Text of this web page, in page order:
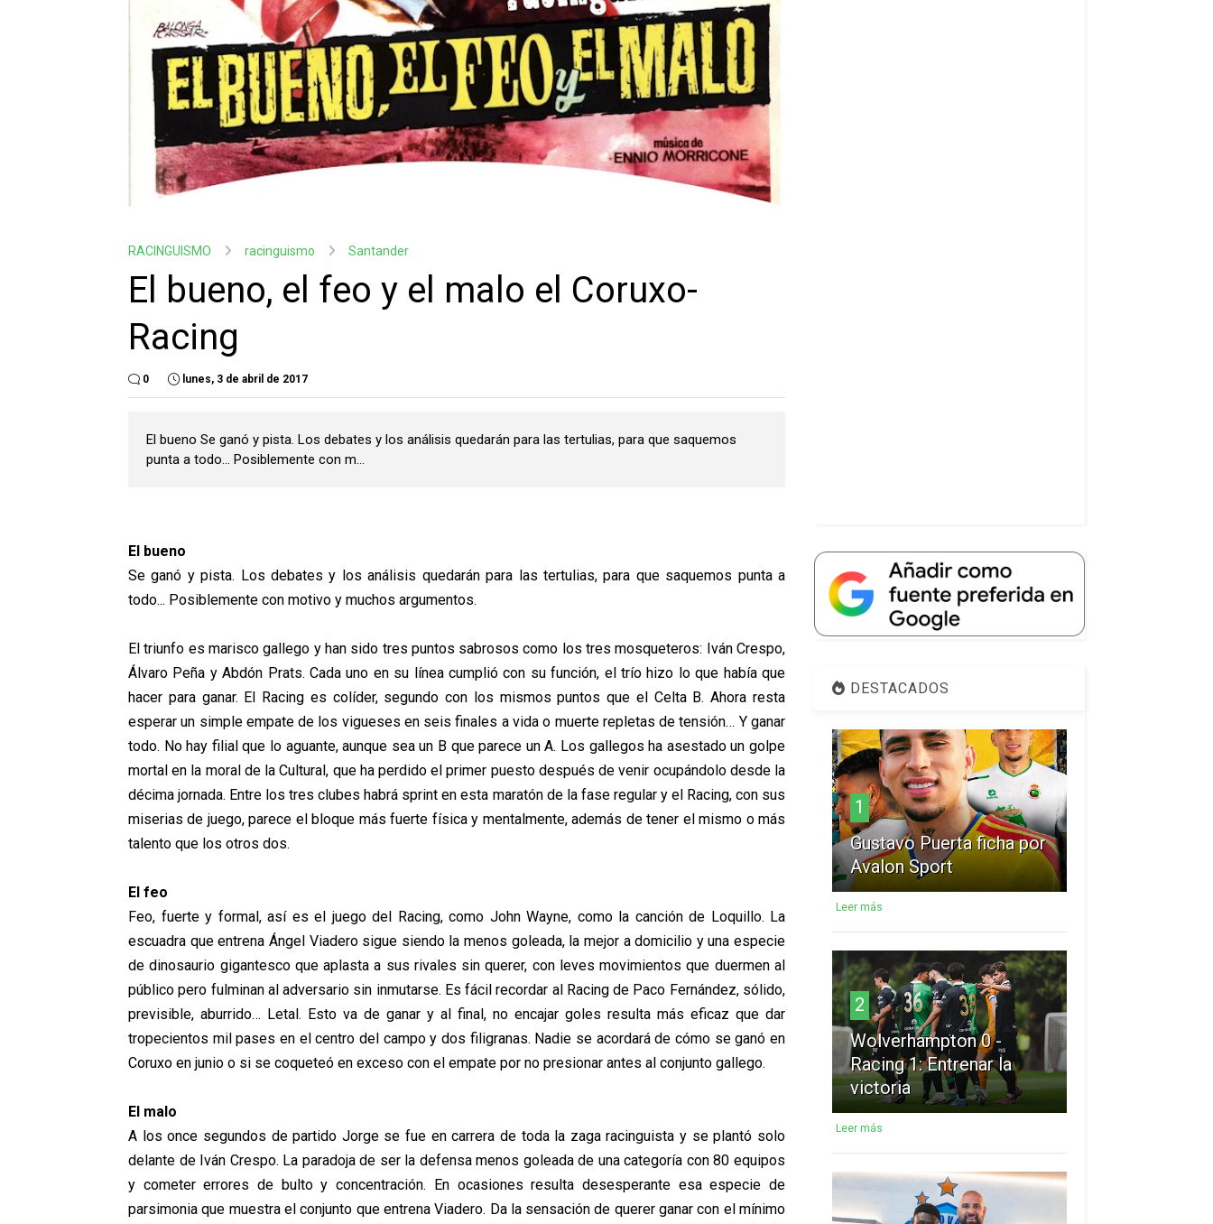
RACINGUISMO racinguismo Santander
El bueno, el feo y el malo el Coruxo-
Racing
0 lunes, 3 de abril de 2017
El bueno Se ganó y pista. Los debates y los análisis quedarán para las tertulias, para que saquemos
punta a todo... Posiblemente con m...
El bueno
Se ganó y pista. Los debates y los análisis quedarán para las tertulias, para que saquemos punta a
todo... Posiblemente con motivo y muchos argumentos.
El triunfo es marisco gallego y han sido tres puntos sabrosos como los tres mosqueteros: Iván Crespo,
Álvaro Peña y Abdón Prats. Cada uno en su línea cumplió con su función, el trío hizo lo que había que
hacer para ganar. El Racing es colíder, segundo con los mismos puntos que el Celta B. Ahora resta
esperar un simple empate de los vigueses en seis finales a vida o muerte repletas de tensión… Y ganar
todo. No hay filial que lo aguante, aunque sea un B que parece un A. Los gallegos ha asestado un golpe
mortal en la moral de la Cultural, que ha perdido el primer puesto después de venir ocupándolo desde la
décima jornada. Entre los tres clubes habrá sprint en esta maratón de la fase regular y el Racing, con sus
miserias de juego, parece el bloque más fuerte física y mentalmente, además de tener el mismo o más
talento que los otros dos.
El feo
Feo, fuerte y formal, así es el juego del Racing, como John Wayne, como la canción de Loquillo. La
escuadra que entrena Ángel Viadero sigue siendo la menos goleada, la mejor a domicilio y una especie
de dinosaurio gigantesco que aplasta a sus rivales sin querer, con leves movimientos que duermen al
público pero fulminan al adversario sin inmutarse. Es fácil recordar al Racing de Paco Fernández, sólido,
previsible, aburrido… Letal. Esto va de ganar y al final, no encajar goles resulta más eficaz que dar
tropecientos mil pases en el centro del campo y dos filigranas. Nadie se acordará de cómo se ganó en
Coruxo en junio o si se coqueteó en exceso con el empate por no presionar antes al conjunto gallego.
El malo
A los once segundos de partido Jorge se fue en carrera de toda la zaga racinguista y se plantó solo
delante de Iván Crespo. La paradoja de ser la defensa menos goleada de una categoría con 80 equipos
y cometer errores de bulto y concentración. En ocasiones resulta desesperante esa especie de
parsimonia que muestra el conjunto que entrena Viadero. Da la sensación de querer ganar con el mínimo
DESTACADOS
1
Gustavo Puerta ficha por
Avalon Sport
Leer más
2
Wolverhampton 0 -
Racing 1: Entrenar la
victoria
Leer más